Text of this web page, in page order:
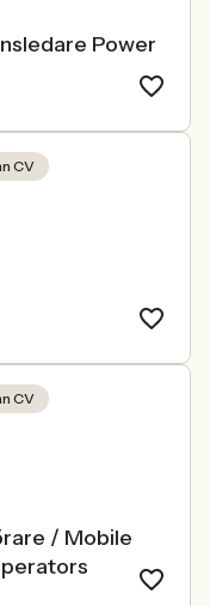
Power
CV
CV
/ Mobile